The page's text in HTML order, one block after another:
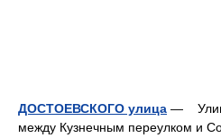
ДОСТОЕВСКОГО улица —
между Кузнечным переулком и